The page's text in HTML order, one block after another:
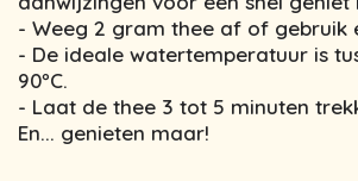
- Weeg 2 gram thee af of gebruik
- De ideale watertemperatuur is
90ºC.
- Laat de thee 3 tot 5 minuten
En... genieten maar!